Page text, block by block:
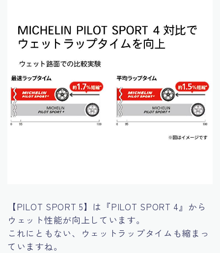
【PILOT SPORT 5】は『PILOT SPORT 4』から
ウェット性能が向上しています。
これにともない、ウェットラップタイムも縮まっ
ていますね。